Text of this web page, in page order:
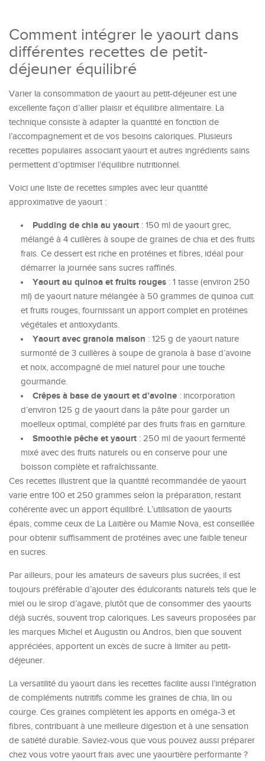
Comment intégrer le yaourt dans
différentes recettes de petit-
déjeuner équilibré
Varier la consommation de yaourt au petit-déjeuner est une
excellente façon d’allier plaisir et équilibre alimentaire. La
technique consiste à adapter la quantité en fonction de
l’accompagnement et de vos besoins caloriques. Plusieurs
recettes populaires associant yaourt et autres ingrédients sains
permettent d’optimiser l’équilibre nutritionnel.
Voici une liste de recettes simples avec leur quantité
approximative de yaourt :
Pudding de chia au yaourt : 150 ml de yaourt grec,
mélangé à 4 cuillères à soupe de graines de chia et des fruits
frais. Ce dessert est riche en protéines et fibres, idéal pour
démarrer la journée sans sucres raffinés.
Yaourt au quinoa et fruits rouges : 1 tasse (environ 250
ml) de yaourt nature mélangée à 50 grammes de quinoa cuit
et fruits rouges, fournissant un apport complet en protéines
végétales et antioxydants.
Yaourt avec granola maison : 125 g de yaourt nature
surmonté de 3 cuillères à soupe de granola à base d’avoine
et noix, accompagné de miel naturel pour une touche
gourmande.
Crêpes à base de yaourt et d’avoine : incorporation
d’environ 125 g de yaourt dans la pâte pour garder un
moelleux optimal, complété par des fruits frais en garniture.
Smoothie pêche et yaourt : 250 ml de yaourt fermenté
mixé avec des fruits naturels ou en conserve pour une
boisson complète et rafraîchissante.
Ces recettes illustrent que la quantité recommandée de yaourt
varie entre 100 et 250 grammes selon la préparation, restant
cohérente avec un apport équilibré. L’utilisation de yaourts
épais, comme ceux de La Laitière ou Mamie Nova, est conseillée
pour obtenir suffisamment de protéines avec une faible teneur
en sucres.
Par ailleurs, pour les amateurs de saveurs plus sucrées, il est
toujours préférable d’ajouter des édulcorants naturels tels que le
miel ou le sirop d’agave, plutôt que de consommer des yaourts
déjà sucrés, souvent trop caloriques. Les saveurs proposées par
les marques Michel et Augustin ou Andros, bien que souvent
appréciées, apportent un excès de sucre à limiter au petit-
déjeuner.
La versatilité du yaourt dans les recettes facilite aussi l’intégration
de compléments nutritifs comme les graines de chia, lin ou
courge. Ces graines complètent les apports en oméga-3 et
fibres, contribuant à une meilleure digestion et à une sensation
de satiété durable. Saviez-vous que vous pouvez aussi préparer
chez vous votre yaourt frais avec une yaourtière performante ?